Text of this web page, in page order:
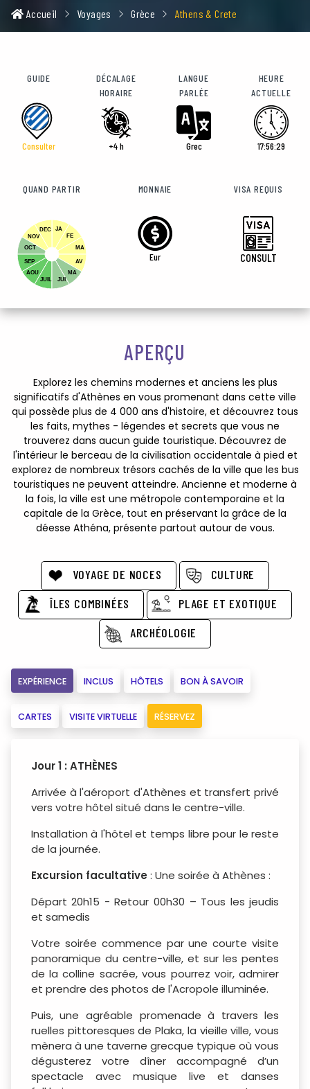
Accueil Voyages Grèce Athens & Crete
GUIDE
Consulter
DÉCALAGE
HORAIRE
+4 h
LANGUE
PARLÉE
Grec
HEURE
ACTUELLE
17:56:30
QUAND PARTIR
JA
FE
MA
AV
MA
DEC
NOV
OCT
SEP
AOU
JUIL
JUI
MONNAIE
Eur
VISA REQUIS
CONSULT
APERÇU
Explorez les chemins modernes et anciens les plus
significatifs d'Athènes en vous promenant dans cette ville
qui possède plus de 4 000 ans d'histoire, et découvrez tous
les faits, mythes - légendes et secrets que vous ne
trouverez dans aucun guide touristique. Découvrez de
l'intérieur le berceau de la civilisation occidentale à pied et
explorez de nombreux trésors cachés de la ville que les bus
touristiques ne peuvent atteindre. Ancienne et moderne à
la fois, la ville est une métropole contemporaine et la
capitale de la Grèce, tout en préservant la grâce de la
déesse Athéna, présente partout autour de vous.
VOYAGE DE NOCES
CULTURE
ÎLES COMBINÉES
PLAGE ET EXOTIQUE
ARCHÉOLOGIE
EXPÉRIENCE INCLUS HÔTELS BON À SAVOIR
CARTES VISITE VIRTUELLE RÉSERVEZ
Jour 1 : ATHÈNES
Arrivée à l'aéroport d'Athènes et transfert privé
vers votre hôtel situé dans le centre-ville.
Installation à l'hôtel et temps libre pour le reste
de la journée.
Excursion facultative : Une soirée à Athènes :
Départ 20h15 - Retour 00h30 – Tous les jeudis
et samedis
Votre soirée commence par une courte visite
panoramique du centre-ville, et sur les pentes
de la colline sacrée, vous pourrez voir, admirer
et prendre des photos de l'Acropole illuminée.
Puis, une agréable promenade à travers les
ruelles pittoresques de Plaka, la vieille ville, vous
mènera à une taverne grecque typique où vous
dégusterez votre dîner accompagné d’un
spectacle avec musique live et danses